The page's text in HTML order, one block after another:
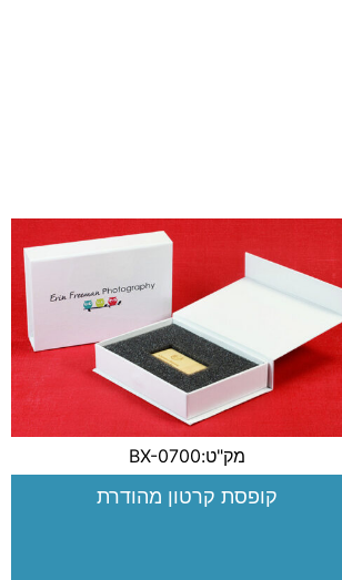
מק"ט:BX-0700
קופסת קרטון מהודרת